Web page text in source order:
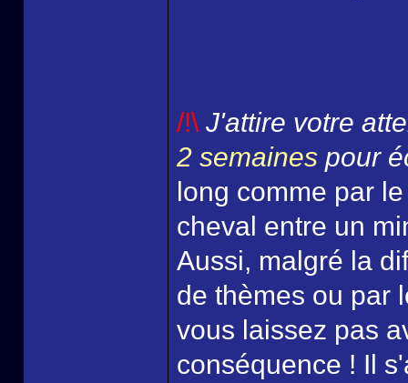
/!\ J'attire votre
2 semaines pour
long comme par
cheval entre un
Aussi, malgré la
de thèmes ou par
vous laissez pas
conséquence ! Il